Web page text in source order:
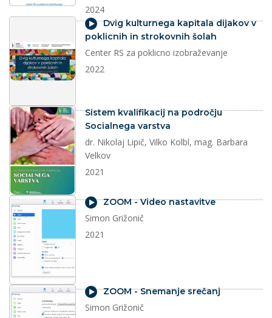
2024
videoDvig kulturnega kapitala dijakov v
poklicnih in strokovnih šolah
Center RS za poklicno izobraževanje
2022
dokument
Sistem kvalifikacij na področju
Socialnega varstva
dr. Nikolaj Lipič, Vilko Kolbl, mag. Barbara
Velkov
2021
videoZOOM - Video nastavitve
Simon Grižonič
2021
videoZOOM - Snemanje srečanj
Simon Grižonič